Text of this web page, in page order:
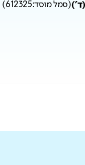
(סמל מוסד:612325
)